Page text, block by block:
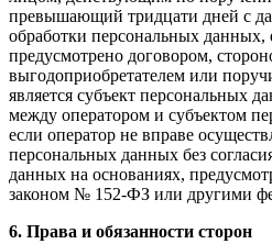
превышающий тридцати дней с
обработки персональных данных,
предусмотрено договором,
выгодоприобретателем или
является субъект персональных
между оператором и субъектом
если оператор не вправе
персональных данных без
данных на основаниях,
законом № 152-ФЗ или другими
6. Права и обязанности сторон